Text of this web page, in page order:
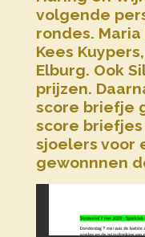
volgende
rondes. Maria
Kees
Elburg. Ook
prijzen.
score briefje
score
sjoelers voor
gewonnnen